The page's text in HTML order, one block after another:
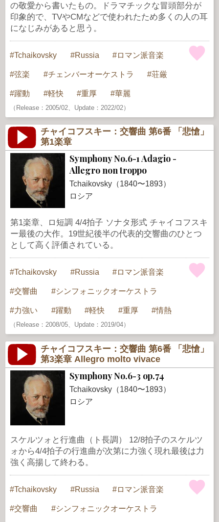
の敬愛から書いたもの。ドラマチックな冒頭部分が
印象的で、TVやCMなどで使われたため多くの人の耳
になじみがあると思う。
Tchaikovsky Russia ロマン派音楽
弦楽 チェンバーオーケストラ 荘厳
躍動 軽快 重厚 華麗
（Release：2005/02、Update：2022/02）
チャイコフスキー：交響曲 第6番 「悲愴」
第1楽章
Symphony No.6-1 Adagio -
Allegro non troppo
Tchaikovsky（1840〜1893）
ロシア
第1楽章、ロ短調 4/4拍子 ソナタ形式 チャイコフスキ
ー最後の大作。19世紀後半の代表的交響曲のひとつ
として高く評価されている。
Tchaikovsky Russia ロマン派音楽
交響曲 シンフォニックオーケストラ
力強い 躍動 軽快 重厚 情熱
（Release：2008/05、Update：2019/04）
チャイコフスキー：交響曲 第6番 「悲愴」
第3楽章 Allegro molto vivace
Symphony No.6-3 op.74
Tchaikovsky（1840〜1893）
ロシア
スケルツォと行進曲（ト長調） 12/8拍子のスケルツ
ォから4/4拍子の行進曲が次第に力強く現れ最後は力
強く高揚して終わる。
Tchaikovsky Russia ロマン派音楽
交響曲 シンフォニックオーケストラ